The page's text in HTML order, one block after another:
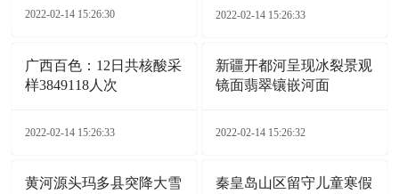
2022-02-14 15:26:30 2022-02-14 15:26:33
广西百色：12日共核酸采
样3849118人次
2022-02-14 15:26:33
新疆开都河呈现冰裂景观
镜面翡翠镶嵌河面
2022-02-14 15:26:32
黄河源头玛多县突降大雪
秦皇岛山区留守儿童寒假